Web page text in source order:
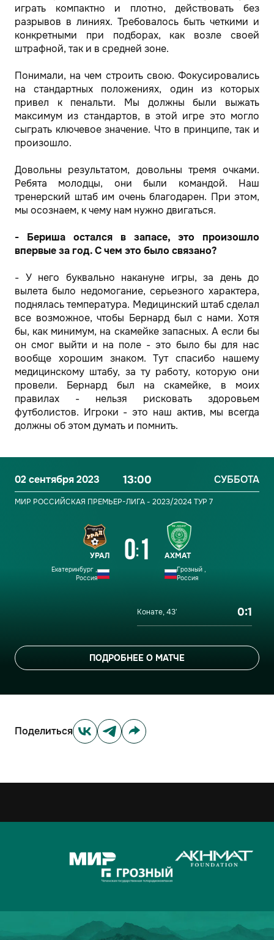
играть компактно и плотно, действовать без
разрывов в линиях. Требовалось быть четкими и
конкретными при подборах, как возле своей
штрафной, так и в средней зоне.
Понимали, на чем строить свою. Фокусировались
на стандартных положениях, один из которых
привел к пенальти. Мы должны были выжать
максимум из стандартов, в этой игре это могло
сыграть ключевое значение. Что в принципе, так и
произошло.
Довольны результатом, довольны тремя очками.
Ребята молодцы, они были командой. Наш
тренерский штаб им очень благодарен. При этом,
мы осознаем, к чему нам нужно двигаться.
- Бериша остался в запасе, это произошло
впервые за год. С чем это было связано?
- У него буквально накануне игры, за день до
вылета было недомогание, серьезного характера,
поднялась температура. Медицинский штаб сделал
все возможное, чтобы Бернард был с нами. Хотя
бы, как минимум, на скамейке запасных. А если бы
он смог выйти и на поле - это было бы для нас
вообще хорошим знаком. Тут спасибо нашему
медицинскому штабу, за ту работу, которую они
провели. Бернард был на скамейке, в моих
правилах - нельзя рисковать здоровьем
футболистов. Игроки - это наш актив, мы всегда
должны об этом думать и помнить.
02 сентября 2023 13:00 СУББОТА
МИР РОССИЙСКАЯ ПРЕМЬЕР-ЛИГА - 2023/2024ТУР 7
УРАЛ
Екатеринбург ,
Россия
0: 1 АХМАТ
Грозный ,
Россия
Конате, 43′ 0:1
ПОДРОБНЕЕ О МАТЧЕ
Поделиться